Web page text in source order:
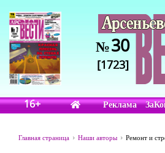
№30
[1723]
16+ Реклама
Главная страница Наши авторы Ремонт и